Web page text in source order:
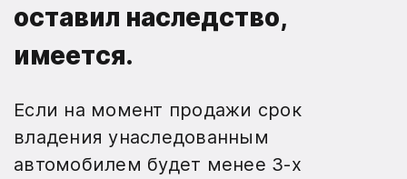
оставил наследство,
имеется.
Если на момент продажи срок
владения унаследованным
автомобилем будет менее 3-х